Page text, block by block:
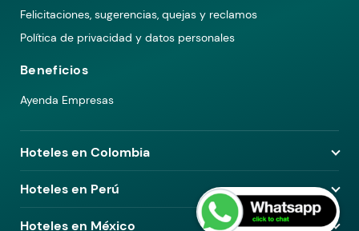
Felicitaciones, sugerencias, quejas y reclamos
Política de privacidad y datos personales
Beneficios
Ayenda Empresas
Hoteles en Colombia
Hoteles en Medellín
Hoteles en Bogotá
Hoteles en Perú
Hoteles en Lima
Hoteles en México